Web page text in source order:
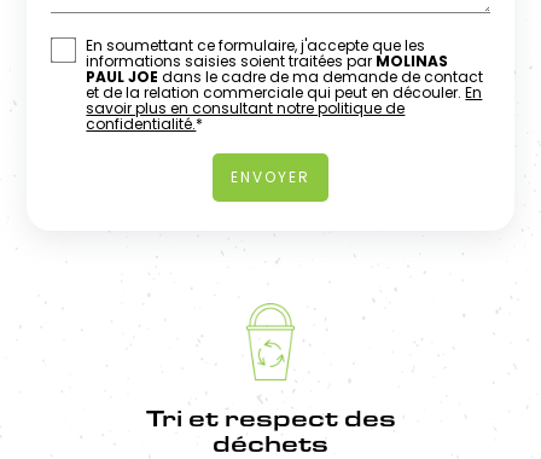
En soumettant ce formulaire, j'accepte que les
informations saisies soient traitées par MOLINAS
PAUL JOE dans le cadre de ma demande de contact
et de la relation commerciale qui peut en découler.En
savoir plus en consultant notre politique de
confidentialité.*
Tri et respect des
déchets